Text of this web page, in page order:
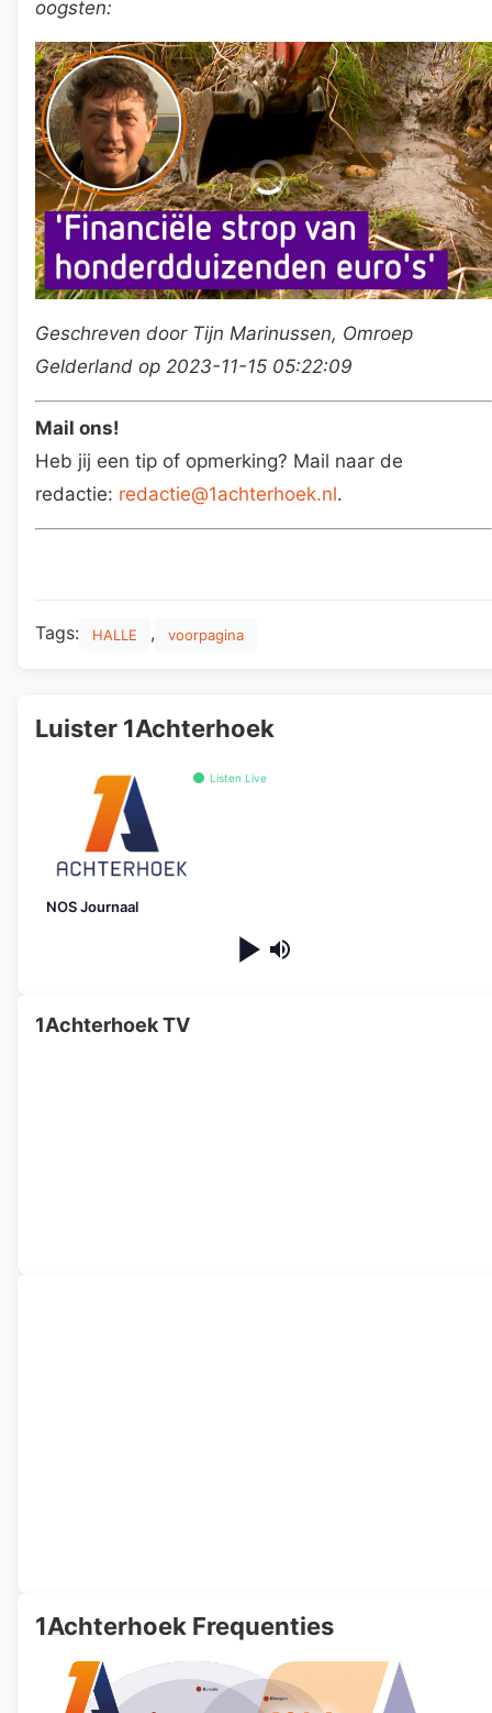
oogsten:
Geschreven door Tijn Marinussen, Omroep
Gelderland op 2023-11-15 05:22:09
Mail ons!
Heb jij een tip of opmerking? Mail naar de
redactie: redactie@1achterhoek.nl.
Tags: HALLE , voorpagina
Luister 1Achterhoek
Listen Live
NOS Journaal
1Achterhoek TV
1Achterhoek Frequenties